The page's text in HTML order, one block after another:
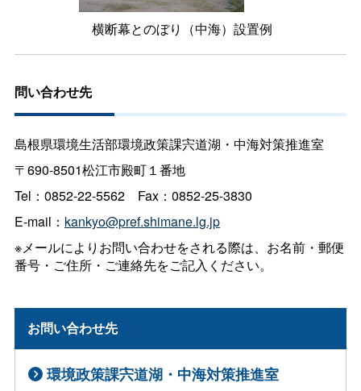
横断幕とのぼり（中海）設置例
問い合わせ先
島根県環境生活部環境政策課宍道湖・中海対策推進室
〒690-8501松江市殿町１番地
Tel：0852-22-5562 Fax：0852-25-3830
E-mail： kankyo@pref.shimane.lg.jp
※メールによりお問い合わせをされる際は、お名前・郵便
番号・ご住所・ご連絡先をご記入ください。
お問い合わせ先
環境政策課宍道湖・中海対策推進室